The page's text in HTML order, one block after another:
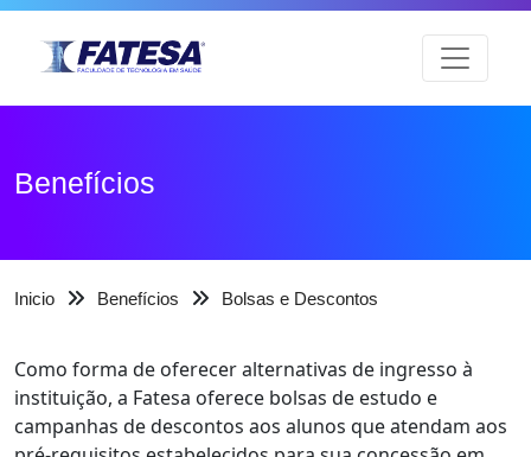
Benefícios
Inicio Benefícios Bolsas e Descontos
Como forma de oferecer alternativas de ingresso à
instituição, a Fatesa oferece bolsas de estudo e
campanhas de descontos aos alunos que atendam aos